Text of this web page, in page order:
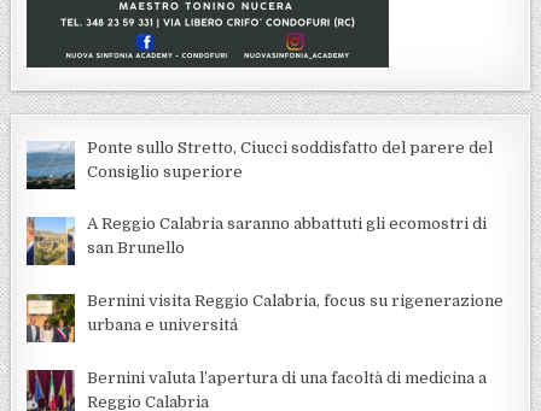
Ponte sullo Stretto, Ciucci soddisfatto del parere del
Consiglio superiore
A Reggio Calabria saranno abbattuti gli ecomostri di
san Brunello
Bernini visita Reggio Calabria, focus su rigenerazione
urbana e universitá
Bernini valuta l’apertura di una facoltà di medicina a
Reggio Calabria